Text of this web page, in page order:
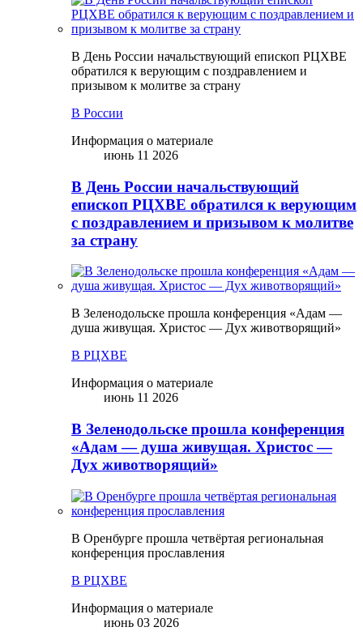
В День России начальствующий епископ РЦХВЕ
обратился к верующим с поздравлением и
призывом к молитве за страну
В России
Информация о материале
июнь 11 2026
В День России начальствующий
епископ РЦХВЕ обратился к верующим
с поздравлением и призывом к молитве
за страну
В Зеленодольске прошла конференция «Адам —
душа живущая. Христос — Дух животворящий»
В РЦХВЕ
Информация о материале
июнь 11 2026
В Зеленодольске прошла конференция
«Адам — душа живущая. Христос —
Дух животворящий»
В Оренбурге прошла четвёртая региональная
конференция прославления
В РЦХВЕ
Информация о материале
июнь 03 2026